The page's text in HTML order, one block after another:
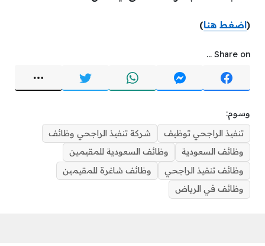
(اضغط هنا)
Share on ...
وسوم:
تنفيذ الراجحي توظيف
شركة تنفيذ الراجحي وظائف
وظائف السعودية
وظائف السعودية للمقيمين
وظائف تنفيذ الراجحي
وظائف شاغرة للمقيمين
وظائف في الرياض